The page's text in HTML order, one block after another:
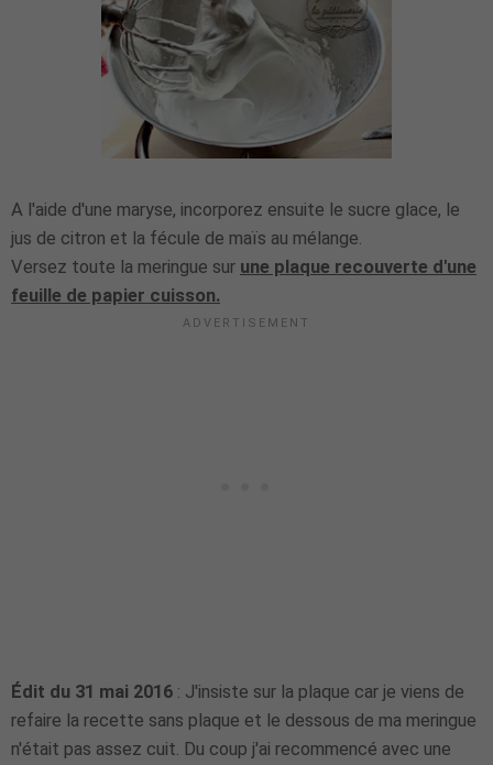
A l'aide d'une maryse, incorporez ensuite le sucre glace, le
jus de citron et la fécule de maïs au mélange.
Versez toute la meringue sur une plaque recouverte d'une
feuille de papier cuisson.
Édit du 31 mai 2016 : J'insiste sur la plaque car je viens de
refaire la recette sans plaque et le dessous de ma meringue
n'était pas assez cuit. Du coup j'ai recommencé avec une